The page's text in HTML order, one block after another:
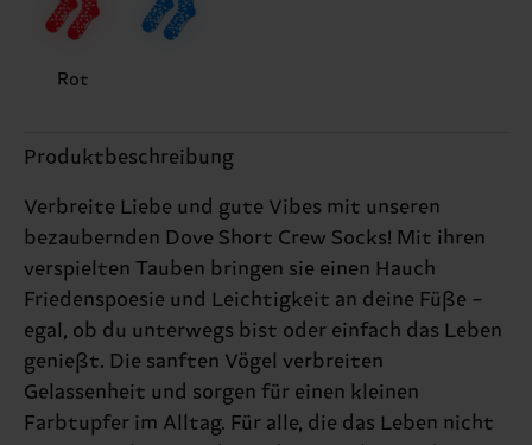
Rot
Produktbeschreibung
Verbreite Liebe und gute Vibes mit unseren
bezaubernden Dove Short Crew Socks! Mit ihren
verspielten Tauben bringen sie einen Hauch
Friedenspoesie und Leichtigkeit an deine Füße –
egal, ob du unterwegs bist oder einfach das Leben
genießt. Die sanften Vögel verbreiten
Gelassenheit und sorgen für einen kleinen
Farbtupfer im Alltag. Für alle, die das Leben nicht